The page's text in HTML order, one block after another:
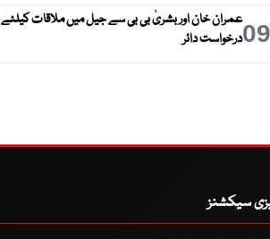
09عمران خان اور بشریٰ بی بی سے جیل میں ملاقات کیلئے
درخواست دائر
سیکشنز